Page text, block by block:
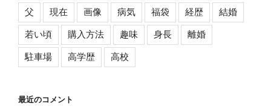
父 現在 画像 病気 福袋 経歴 結婚
若い頃 購入方法 趣味 身長 離婚
駐車場 高学歴 高校
最近のコメント